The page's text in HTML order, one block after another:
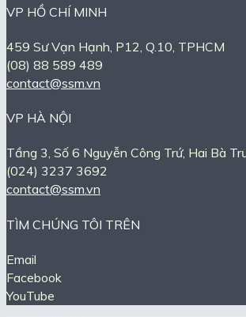
VP HỒ CHÍ MINH
459 Sư Vạn Hạnh, P12, Q.10, TPHCM
(08) 88 589 489
contact@ssm.vn
VP HÀ NỘI
Tầng 3, Số 6 Nguyễn Công Trứ, Hai Bà
(024) 3237 3692
contact@ssm.vn
TÌM CHÚNG TÔI TRÊN
Email
Facebook
YouTube